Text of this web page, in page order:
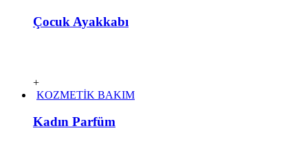
Çocuk Ayakkabı
+
KOZMETİK BAKIM
Kadın Parfüm